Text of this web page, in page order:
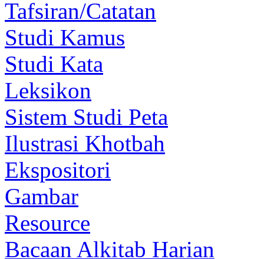
Tafsiran/Catatan
Studi Kamus
Studi Kata
Leksikon
Sistem Studi Peta
Ilustrasi Khotbah
Ekspositori
Gambar
Resource
Bacaan Alkitab Harian